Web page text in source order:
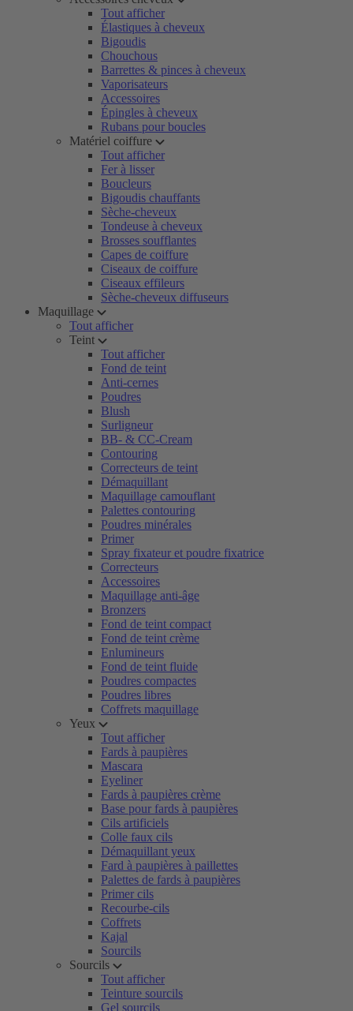
Tout afficher
Élastiques à cheveux
Bigoudis
Chouchous
Barrettes & pinces à cheveux
Vaporisateurs
Accessoires
Épingles à cheveux
Rubans pour boucles
Matériel coiffure
Tout afficher
Fer à lisser
Boucleurs
Bigoudis chauffants
Sèche-cheveux
Tondeuse à cheveux
Brosses soufflantes
Capes de coiffure
Ciseaux de coiffure
Ciseaux effileurs
Sèche-cheveux diffuseurs
Maquillage
Tout afficher
Teint
Tout afficher
Fond de teint
Anti-cernes
Poudres
Blush
Surligneur
BB- & CC-Cream
Contouring
Correcteurs de teint
Démaquillant
Maquillage camouflant
Palettes contouring
Poudres minérales
Primer
Spray fixateur et poudre fixatrice
Correcteurs
Accessoires
Maquillage anti-âge
Bronzers
Fond de teint compact
Fond de teint crème
Enlumineurs
Fond de teint fluide
Poudres compactes
Poudres libres
Coffrets maquillage
Yeux
Tout afficher
Fards à paupières
Mascara
Eyeliner
Fards à paupières crème
Base pour fards à paupières
Cils artificiels
Colle faux cils
Démaquillant yeux
Fard à paupières à paillettes
Palettes de fards à paupières
Primer cils
Recourbe-cils
Coffrets
Kajal
Sourcils
Sourcils
Tout afficher
Teinture sourcils
Gel sourcils